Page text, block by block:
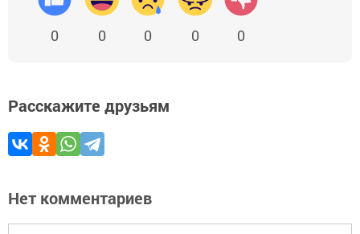
0 0 0 0 0
Расскажите друзьям
Нет комментариев